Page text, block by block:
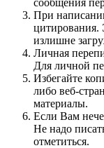
сообщения
При
цитирования.
излишне
Личная
Для личной
Избегайте
либо веб-
материалы.
Если Вам
Не надо
отметиться.